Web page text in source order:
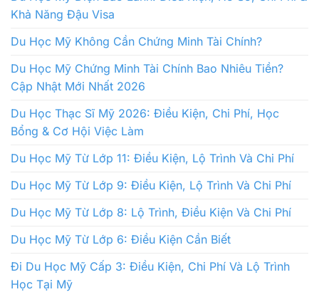
Khả Năng Đậu Visa
Du Học Mỹ Không Cần Chứng Minh Tài Chính?
Du Học Mỹ Chứng Minh Tài Chính Bao Nhiêu Tiền?
Cập Nhật Mới Nhất 2026
Du Học Thạc Sĩ Mỹ 2026: Điều Kiện, Chi Phí, Học
Bổng & Cơ Hội Việc Làm
Du Học Mỹ Từ Lớp 11: Điều Kiện, Lộ Trình Và Chi Phí
Du Học Mỹ Từ Lớp 9: Điều Kiện, Lộ Trình Và Chi Phí
Du Học Mỹ Từ Lớp 8: Lộ Trình, Điều Kiện Và Chi Phí
Du Học Mỹ Từ Lớp 6: Điều Kiện Cần Biết
Đi Du Học Mỹ Cấp 3: Điều Kiện, Chi Phí Và Lộ Trình
Học Tại Mỹ